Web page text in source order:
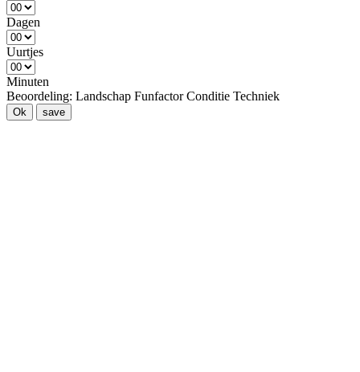
Dagen
Uurtjes
Minuten
Beoordeling: Landschap Funfactor Conditie Techniek
Ok save